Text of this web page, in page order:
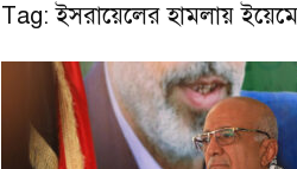
Tag: ইসরায়েলের হামলায়